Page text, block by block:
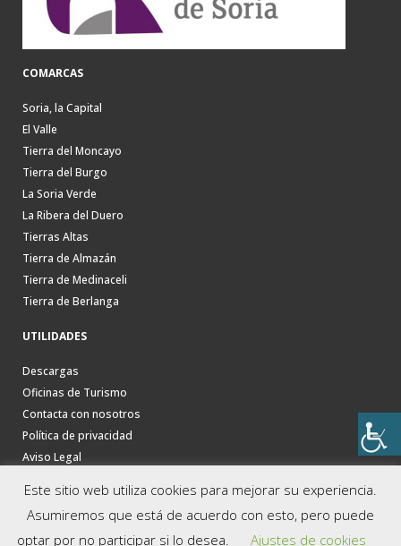
COMARCAS
Soria, la Capital
El Valle
Tierra del Moncayo
Tierra del Burgo
La Soria Verde
La Ribera del Duero
Tierras Altas
Tierra de Almazán
Tierra de Medinaceli
Tierra de Berlanga
UTILIDADES
Descargas
Oficinas de Turismo
Contacta con nosotros
Política de privacidad
Aviso Legal
Este sitio web utiliza cookies para mejorar su experiencia.
Asumiremos que está de acuerdo con esto, pero puede
optar por no participar si lo desea.
Ajustes de cookies